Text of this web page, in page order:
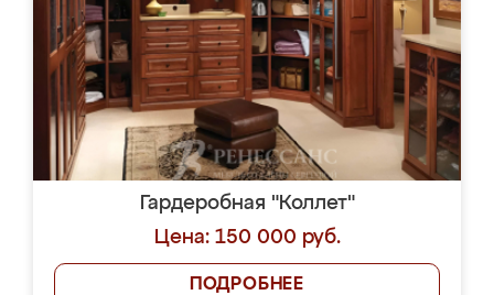
Гардеробная "Коллет"
Цена: 150 000 руб.
ПОДРОБНЕЕ